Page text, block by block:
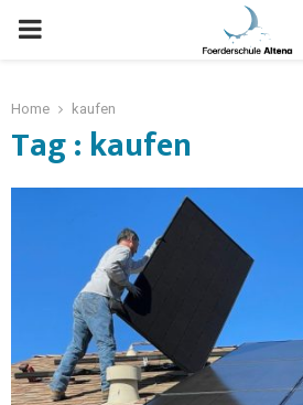
Home kaufen
Tag : kaufen